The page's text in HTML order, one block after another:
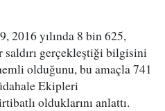
2016 yılında 8 bin 625,
saldırı gerçekleştiği bilgisini
olduğunu, bu amaçla 741
Ekipleri
olduklarını anlattı.